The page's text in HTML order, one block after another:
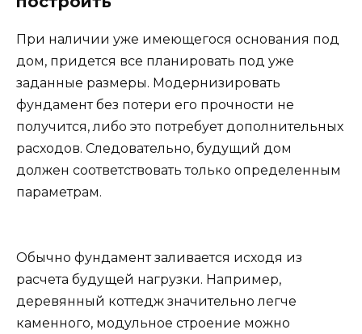
При наличии уже имеющегося основания под
дом, придется все планировать под уже
заданные размеры. Модернизировать
фундамент без потери его прочности не
получится, либо это потребует дополнительных
расходов. Следовательно, будущий дом
должен соответствовать только определенным
параметрам.
Обычно фундамент заливается исходя из
расчета будущей нагрузки. Например,
деревянный коттедж значительно легче
каменного, модульное строение можно